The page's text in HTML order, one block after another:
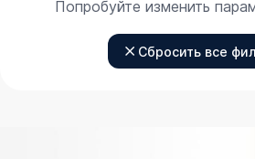
Попробуйте изменить
Сбросить все